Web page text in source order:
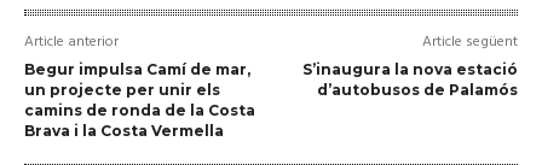
Article anterior
Begur impulsa Camí de mar,
un projecte per unir els
camins de ronda de la Costa
Brava i la Costa Vermella
Article següent
S’inaugura la nova estació
d’autobusos de Palamós